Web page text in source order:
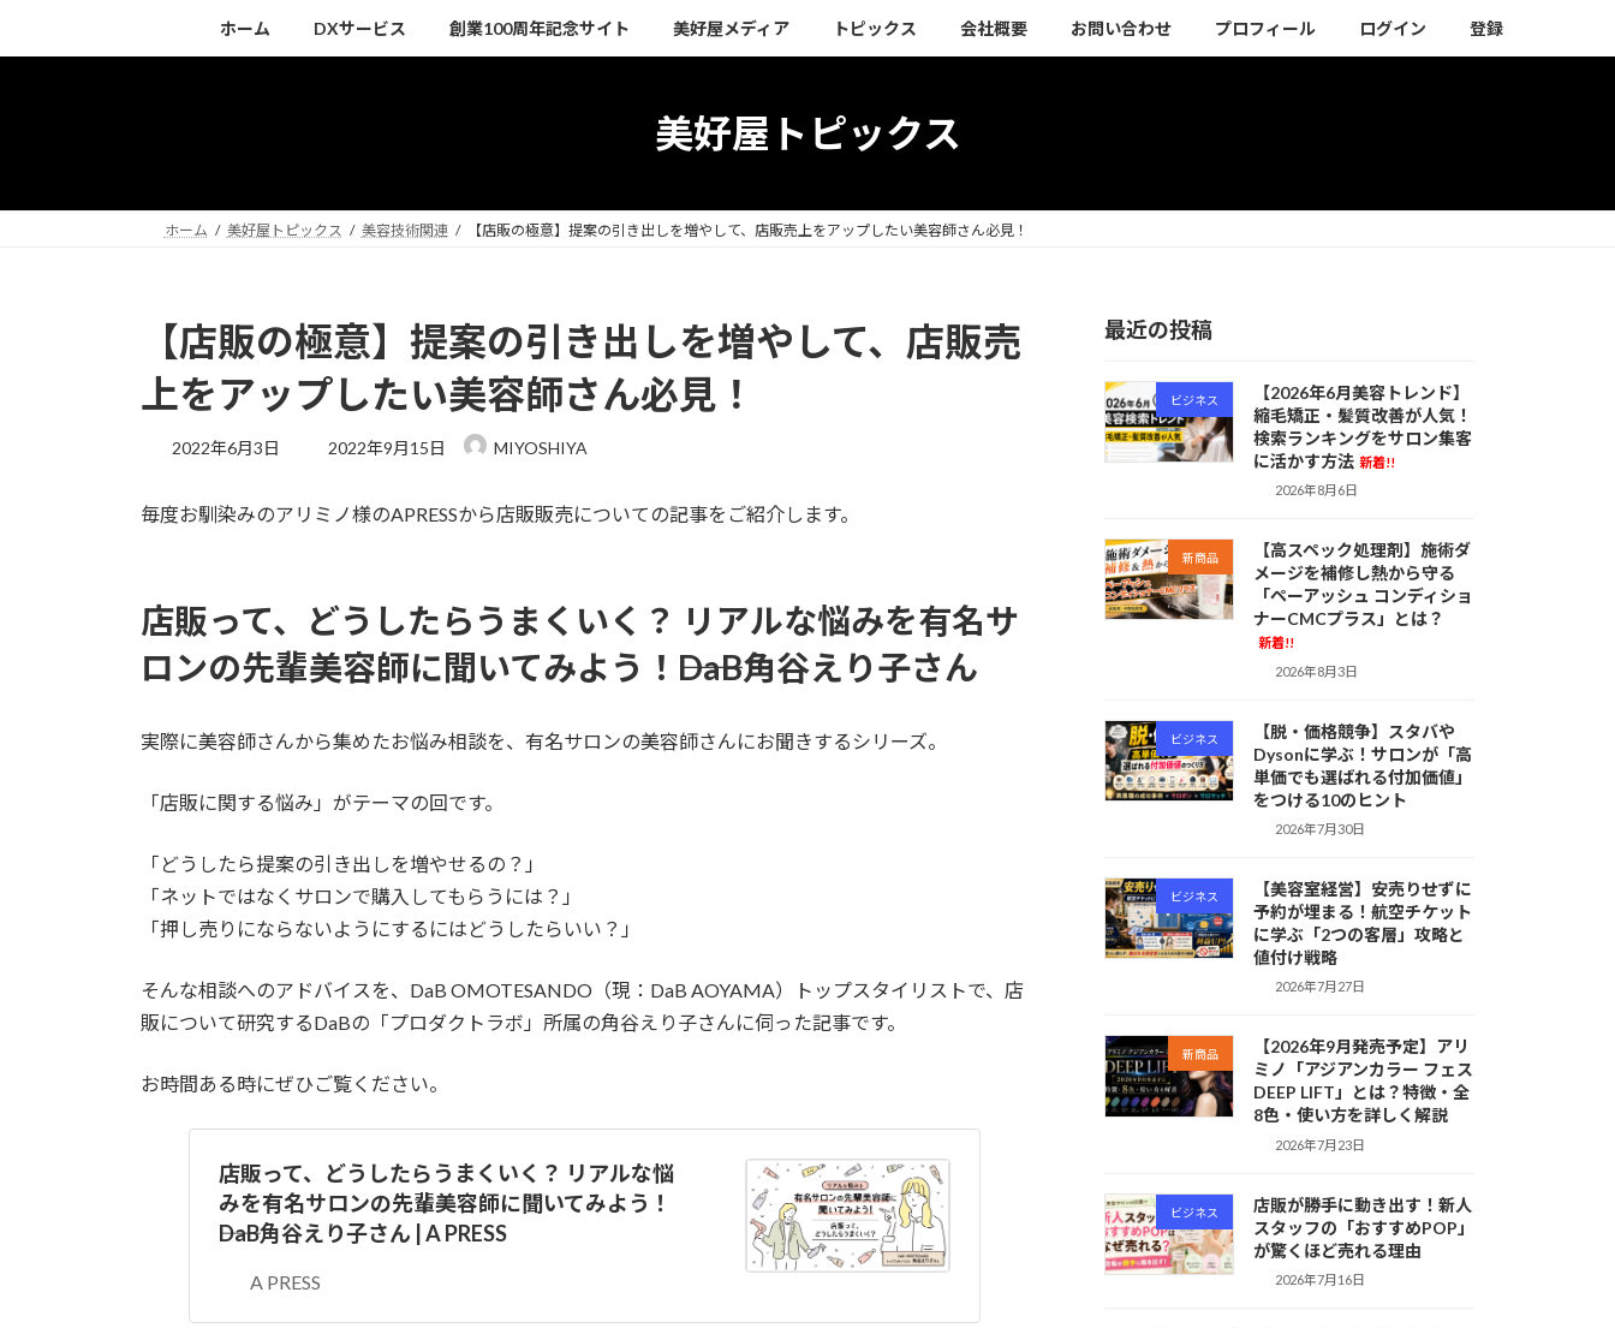
キ
に
ホーム DXサービス 創業100周年記念サイト 美好屋メディア トピックス 会社概要 お問い合わせ プロフィール ログイン 登録
美好屋トピックス
ホーム 美好屋トピックス 美容技術関連 【店販の極意】提案の引き出しを増やして、店販売上をアップしたい美容師さん必見！
【店販の極意】提案の引き出しを増やして、店販売
上をアップしたい美容師さん必見！
2022年6月3日
最
新
2022年9月15日 MIYOSHIYA
毎度お馴染みのアリミノ様のAPRESSから店販販売についての記事をご紹介します。
店販って、どうしたらうまくいく？ リアルな悩みを有名サ
ロンの先輩美容師に聞いてみよう！――DaB角谷えり子さん
実際に美容師さんから集めたお悩み相談を、有名サロンの美容師さんにお聞きするシリーズ。
「店販に関する悩み」がテーマの回です。
「どうしたら提案の引き出しを増やせるの？」
「ネットではなくサロンで購入してもらうには？」
「押し売りにならないようにするにはどうしたらいい？」
そんな相談へのアドバイスを、DaB OMOTESANDO（現：DaB AOYAMA）トップスタイリストで、店
販について研究するDaBの「プロダクトラボ」所属の角谷えり子さんに伺った記事です。
お時間ある時にぜひご覧ください。
店販って、どうしたらうまくいく？ リアルな悩
みを有名サロンの先輩美容師に聞いてみよう！
――DaB角谷えり子さん | A PRESS
A PRESS
最近の投稿
ビジネス
【2026年6月美容トレンド】
縮毛矯正・髪質改善が人気！
検索ランキングをサロン集客
に活かす方法 新着!!
2026年8月6日
新商品
【高スペック処理剤】施術ダ
メージを補修し熱から守る
「ペーアッシュ コンディショ
ナーCMCプラス」とは？
新着!!
2026年8月3日
ビジネス
【脱・価格競争】スタバや
Dysonに学ぶ！サロンが「高
単価でも選ばれる付加価値」
をつける10のヒント
2026年7月30日
ビジネス
【美容室経営】安売りせずに
予約が埋まる！航空チケット
に学ぶ「2つの客層」攻略と
値付け戦略
2026年7月27日
新商品
【2026年9月発売予定】アリ
ミノ「アジアンカラー フェス
DEEP LIFT」とは？特徴・全
8色・使い方を詳しく解説
2026年7月23日
ビジネス
店販が勝手に動き出す！新人
スタッフの「おすすめPOP」
が驚くほど売れる理由
2026年7月16日